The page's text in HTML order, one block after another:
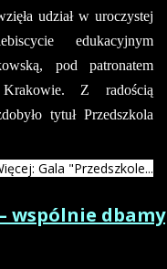
udział w uroczystej
edukacyjnym
pod patronatem
Z radością
tytuł Przedszkola
Gala "Przedszkole...
wspólnie dbamy